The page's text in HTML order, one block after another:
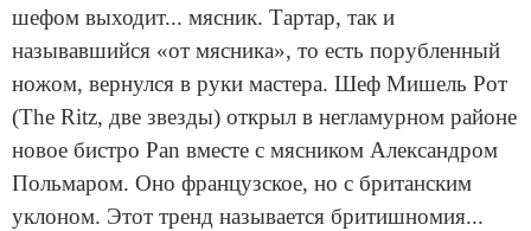
шефом выходит... мясник. Тартар, так и
называвшийся «от мясника», то есть порубленный
ножом, вернулся в руки мастера. Шеф Мишель Рот
(The Ritz, две звезды) открыл в негламурном районе
новое бистро Pan вместе с мясником Александром
Польмаром. Оно французское, но с британским
уклоном. Этот тренд называется бритишномия...